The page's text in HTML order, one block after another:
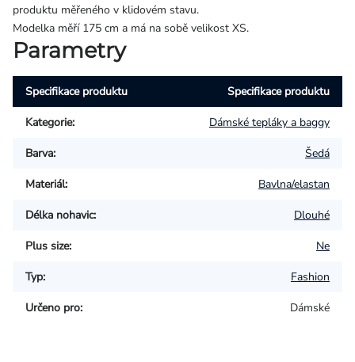
produktu měřeného v klidovém stavu.
Modelka měří 175 cm a má na sobě velikost XS.
Parametry
Specifikace produktu Specifikace produktu
Kategorie: Dámské tepláky a baggy
Barva: Šedá
Materiál: Bavlna/elastan
Délka nohavic: Dlouhé
Plus size: Ne
Typ: Fashion
Určeno pro: Dámské